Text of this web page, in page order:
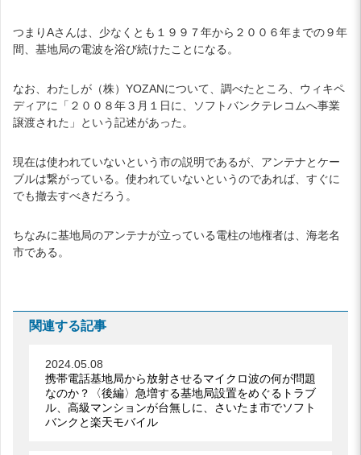
つまりAさんは、少なくとも１９９７年から２００６年までの９年
間、基地局の電波を浴び続けたことになる。
なお、わたしが（株）YOZANについて、調べたところ、ウィキペ
ディアに「２００８年３月１日に、ソフトバンクテレコムへ事業
譲渡された」という記述があった。
現在は使われていないという市の説明であるが、アンテナとケー
ブルは繋がっている。使われていないというのであれば、すぐに
でも撤去すべきだろう。
ちなみに基地局のアンテナが立っている電柱の地権者は、海老名
市である。
関連する記事
2024.05.08
携帯電話基地局から放射させるマイクロ波の何が問題
なのか？〈後編〉急増する基地局設置をめぐるトラブ
ル、高級マンションが台無しに、さいたま市でソフト
バンクと楽天モバイル